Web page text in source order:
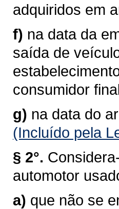
adquiridos em
f) na data da
saída de
consumidor
g) na data do
(Incluído pela
§ 2°.
automotor
a) que não se